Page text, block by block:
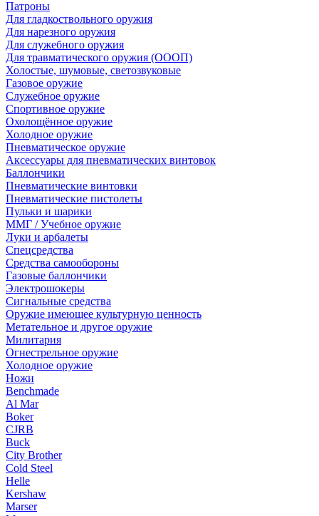
Патроны
Для гладкоствольного оружия
Для нарезного оружия
Для служебного оружия
Для травматического оружия (ОООП)
Холостые, шумовые, светозвуковые
Газовое оружие
Служебное оружие
Спортивное оружие
Охолощённое оружие
Холодное оружие
Пневматическое оружие
Аксессуары для пневматических винтовок
Баллончики
Пневматические винтовки
Пневматические пистолеты
Пульки и шарики
ММГ / Учебное оружие
Луки и арбалеты
Спецсредства
Средства самообороны
Газовые баллончики
Электрошокеры
Сигнальные средства
Оружие имеющее культурную ценность
Метательное и другое оружие
Милитария
Огнестрельное оружие
Холодное оружие
Ножи
Benchmade
Al Mar
Boker
CJRB
Buck
City Brother
Cold Steel
Helle
Kershaw
Marser